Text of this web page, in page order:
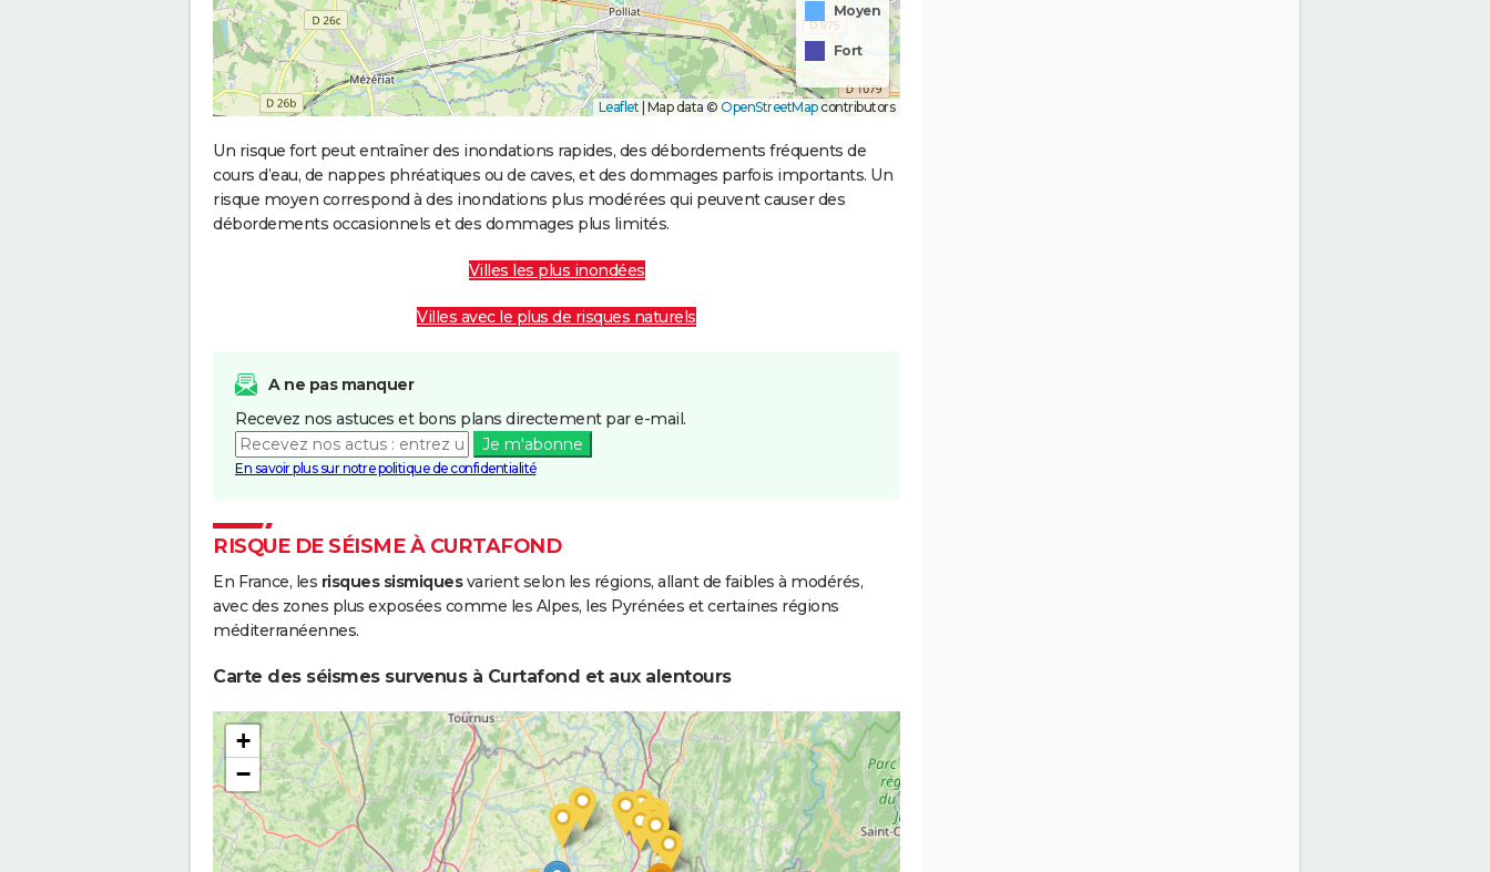
Moyen
Fort
Leaflet | Map data © OpenStreetMapcontributors
Un risque fort peut entraîner des inondations rapides, des débordements fréquents de
cours d’eau, de nappes phréatiques ou de caves, et des dommages parfois importants. Un
risque moyen correspond à des inondations plus modérées qui peuvent causer des
débordements occasionnels et des dommages plus limités.
Villes les plus inondées
Villes avec le plus de risques naturels
A ne pas manquer
Recevez nos astuces et bons plans directement par e-mail.
Je m'abonne
En savoir plus sur notre politique de confidentialité
RISQUE DE SÉISME À CURTAFOND
En France, les risques sismiquesvarient selon les régions, allant de faibles à modérés,
avec des zones plus exposées comme les Alpes, les Pyrénées et certaines régions
méditerranéennes.
Carte des séismes survenus à Curtafond et aux alentours
+
−